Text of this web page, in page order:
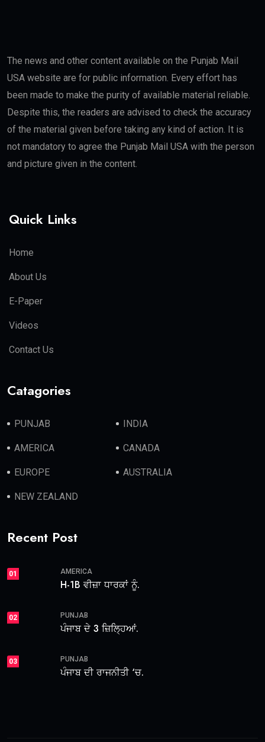
The news and other content available on the Punjab Mail
USA website are for public information. Every effort has
been made to make the purity of available material reliable.
Despite this, the readers are advised to check the accuracy
of the material given before taking any kind of action. It is
not mandatory to agree the Punjab Mail USA with the person
and picture given in the content.
Quick Links
Home
About Us
E-Paper
Videos
Contact Us
Catagories
PUNJAB INDIA
AMERICA CANADA
EUROPE AUSTRALIA
NEW ZEALAND
Recent Post
01 AMERICA
H-1B ਵੀਜ਼ਾ ਧਾਰਕਾਂ ਨੂੰ.
02 PUNJAB
ਪੰਜਾਬ ਦੇ 3 ਜ਼ਿਲ੍ਹਿਆਂ.
03 PUNJAB
ਪੰਜਾਬ ਦੀ ਰਾਜਨੀਤੀ ‘ਚ.